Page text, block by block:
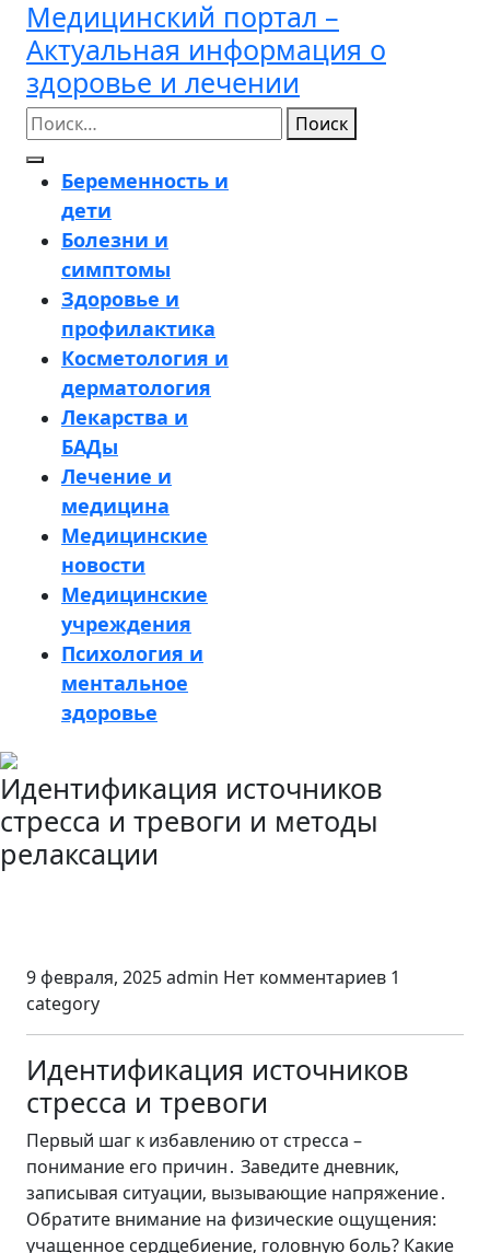
Перейти
содержимому
Медицинский портал –
Актуальная информация о
здоровье и лечении
Поиск
Кнопка
Открыть
Беременность и
дети
Болезни и
симптомы
Здоровье и
профилактика
Косметология и
дерматология
Лекарства и
БАДы
Лечение и
медицина
Медицинские
новости
Медицинские
учреждения
Психология и
ментальное
здоровье
Закрыть
Идентификация источников
стресса и тревоги и методы
релаксации
9 февраля, 2025admin Нет комментариев 1
category
Идентификация источников
стресса и тревоги
Первый шаг к избавлению от стресса –
понимание его причин․ Заведите дневник‚
записывая ситуации‚ вызывающие напряжение․
Обратите внимание на физические ощущения:
учащенное сердцебиение‚ головную боль? Какие